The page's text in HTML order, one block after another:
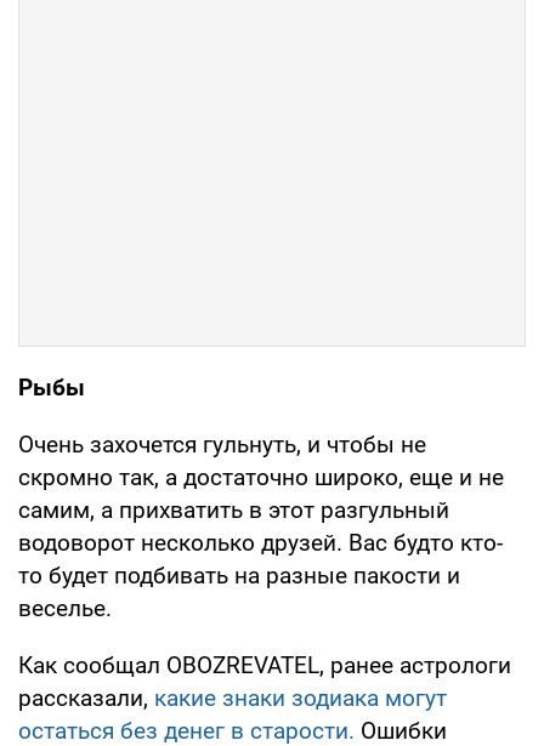
Рыбы
Очень захочется гульнуть, и чтобы не
скромно так, а достаточно широко, еще и не
самим, а прихватить в этот разгульный
водоворот несколько друзей. Вас будто кто-
то будет подбивать на разные пакости и
веселье.
Как сообщал OBOZREVATEL, ранее астрологи
рассказали, какие знаки зодиака могут
остаться без денег в старости. Ошибки